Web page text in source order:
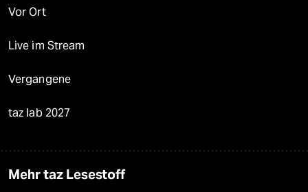
Vor Ort
Live im Stream
Vergangene
taz lab 2027
Mehr taz Lesestoff